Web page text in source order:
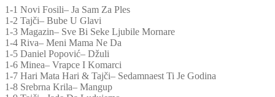
količina
1-1 Novi Fosili– Ja Sam Za Ples
1-2 Tajči– Bube U Glavi
1-3 Magazin– Sve Bi Seke Ljubile Mornare
1-4 Riva– Meni Mama Ne Da
1-5 Daniel Popović– Džuli
1-6 Minea– Vrapce I Komarci
1-7 Hari Mata Hari & Tajči– Sedamnaest Ti Je Godina
1-8 Srebrna Krila– Mangup